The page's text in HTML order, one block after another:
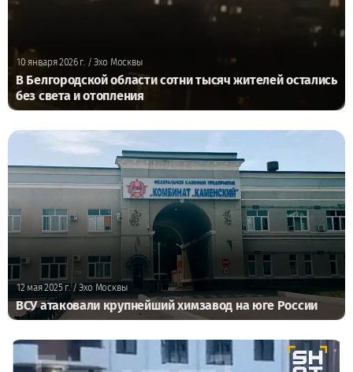
10 января 2026 г./ Эхо Москвы
В Белгородской области сотни тысяч жителей остались
без света и отопления
12 мая 2025 г./ Эхо Москвы
ВСУ атаковали крупнейший химзавод на юге России